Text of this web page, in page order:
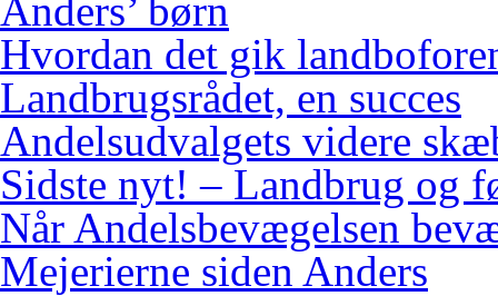
Anders’ børn
Hvordan det gik
Landbrugsrådet, en succes
Andelsudvalgets videre
Sidste nyt! – Landbrug og
Når Andelsbevægelsen
Mejerierne siden Anders